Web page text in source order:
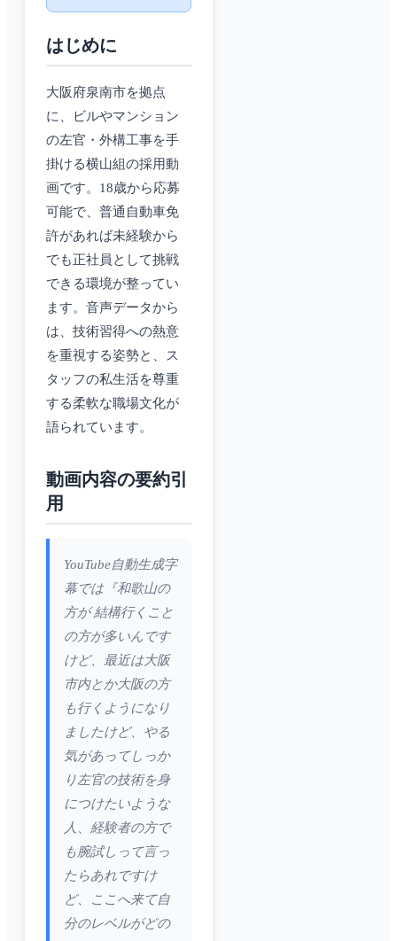
はじめに
大阪府泉南市を拠点
に、ビルやマンション
の左官・外構工事を手
掛ける横山組の採用動
画です。18歳から応募
可能で、普通自動車免
許があれば未経験から
でも正社員として挑戦
できる環境が整ってい
ます。音声データから
は、技術習得への熱意
を重視する姿勢と、ス
タッフの私生活を尊重
する柔軟な職場文化が
語られています。
動画内容の要約引
用
YouTube自動生成字
幕では『和歌山の
方が 結構行くこと
の方が多いんです
けど、最近は大阪
市内とか大阪の方
も行くようになり
ましたけど、やる
気があってしっか
り左官の技術を身
につけたいような
人、経験者の方で
も腕試しって言っ
たらあれですけ
ど、ここへ来て自
分のレベルがどの